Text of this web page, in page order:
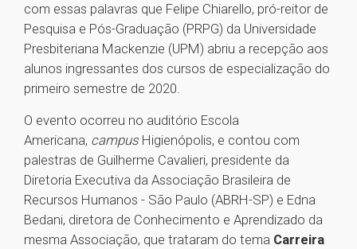
com essas palavras que Felipe Chiarello, pró-reitor de
Pesquisa e Pós-Graduação (PRPG) da Universidade
Presbiteriana Mackenzie (UPM) abriu a recepção aos
alunos ingressantes dos cursos de especialização do
primeiro semestre de 2020.
O evento ocorreu no auditório Escola
Americana, campus Higienópolis, e contou com
palestras de Guilherme Cavalieri, presidente da
Diretoria Executiva da Associação Brasileira de
Recursos Humanos - São Paulo (ABRH-SP) e Edna
Bedani, diretora de Conhecimento e Aprendizado da
mesma Associação, que trataram do tema Carreira